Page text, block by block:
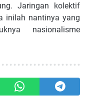
Jaringan kolektif
inilah nantinya yang
nasionalisme